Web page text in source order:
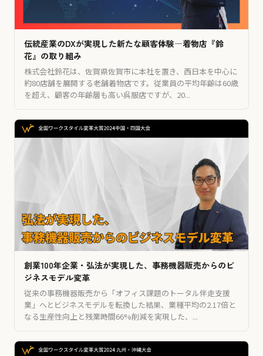
伝統産業のDXが実現した新たな顧客体験―着物店『鈴
花』の取り組み
株式会社鈴花は、佐賀県佐賀市に本社を置き、西日本を中心に
約80店舗を展開する老舗着物店です。従業員の平均年齢は60歳
を超え、顧客の年齢層も高い呉服店ですが、20...
創業100年企業・弘法が実現した、事務機器販売からのビ
ジネスモデル変革
従来の事務機器販売から「オフィス課題のトータル伴走支援
業」へとビジネスモデルを転換した結果、業種平均の2.17倍と
なる生産性向上と残業時間66%削減を実現した、...